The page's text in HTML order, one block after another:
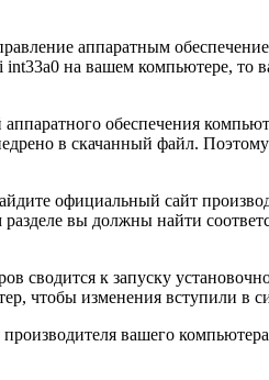
аппаратным
на вашем компьютере, то
обеспечения
в скачанный файл. Поэтому
официальный сайт
вы должны найти
сводится к запуску
чтобы изменения вступили в
вашего